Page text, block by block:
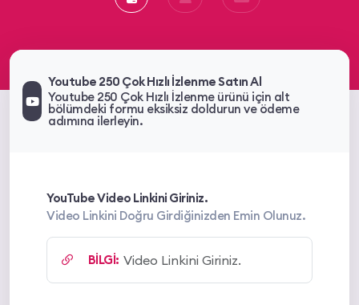
Youtube 250 Çok Hızlı İzlenme Satın Al
Youtube 250 Çok Hızlı İzlenme ürünü için alt
bölümdeki formu eksiksiz doldurun ve ödeme
adımına ilerleyin.
YouTube Video Linkini Giriniz.
Video Linkini Doğru Girdiğinizden Emin Olunuz.
BİLGİ: